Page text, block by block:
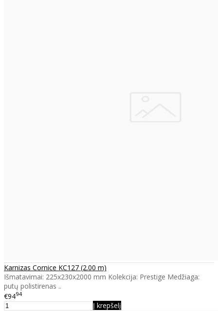
Karnizas Cornice KC127 (2.00 m)
Išmatavimai: 225x230x2000 mm Kolekcija: Prestige Medžiaga:
putų polistirenas ..
€9494
Į krepšelį